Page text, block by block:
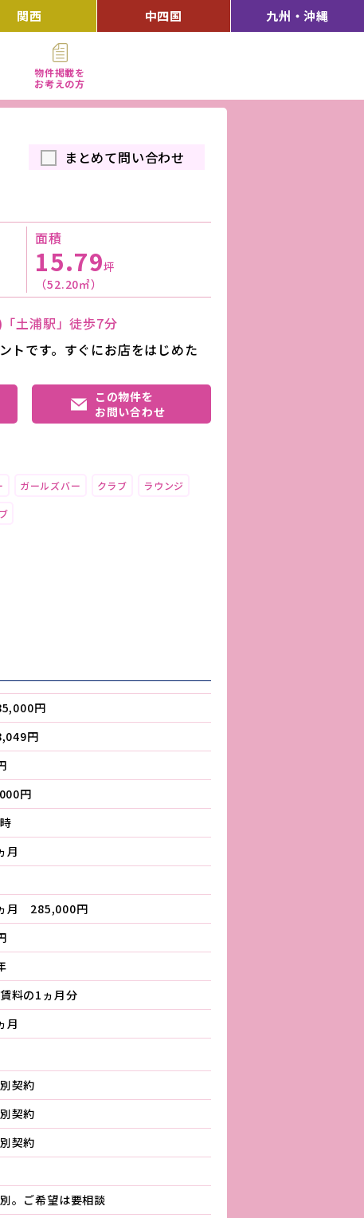
関西 中四国 九州・沖縄
物件掲載を
お考えの方
まとめて問い合わせ
面積
15.79坪
（52.20㎡）
土浦駅」徒歩7分
トです。すぐにお店をはじめた
この物件を
お問い合わせ
ガールズバー クラブ ラウンジ
円
円
円
月
月 285,000円
料の1ヵ月分
月
契約
契約
契約
。ご希望は要相談